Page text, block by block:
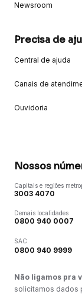
Newsroom
Precisa de
Central de ajuda
Canais de
Ouvidoria
Nossos
Capitais e regiões
3003 4070
Demais localidades
0800 940 0007
SAC
0800 940 9999
Não ligamos pra
solicitamos dados